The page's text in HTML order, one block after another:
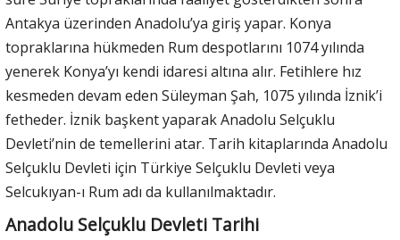
Antakya üzerinden Anadolu’ya giriş yapar. Konya
topraklarına hükmeden Rum despotlarını 1074 yılında
yenerek Konya’yı kendi idaresi altına alır. Fetihlere hız
kesmeden devam eden Süleyman Şah, 1075 yılında İznik’i
fetheder. İznik başkent yaparak Anadolu Selçuklu
Devleti’nin de temellerini atar. Tarih kitaplarında Anadolu
Selçuklu Devleti için Türkiye Selçuklu Devleti veya
Selcukıyan-ı Rum adı da kullanılmaktadır.
Anadolu Selçuklu Devleti Tarihi